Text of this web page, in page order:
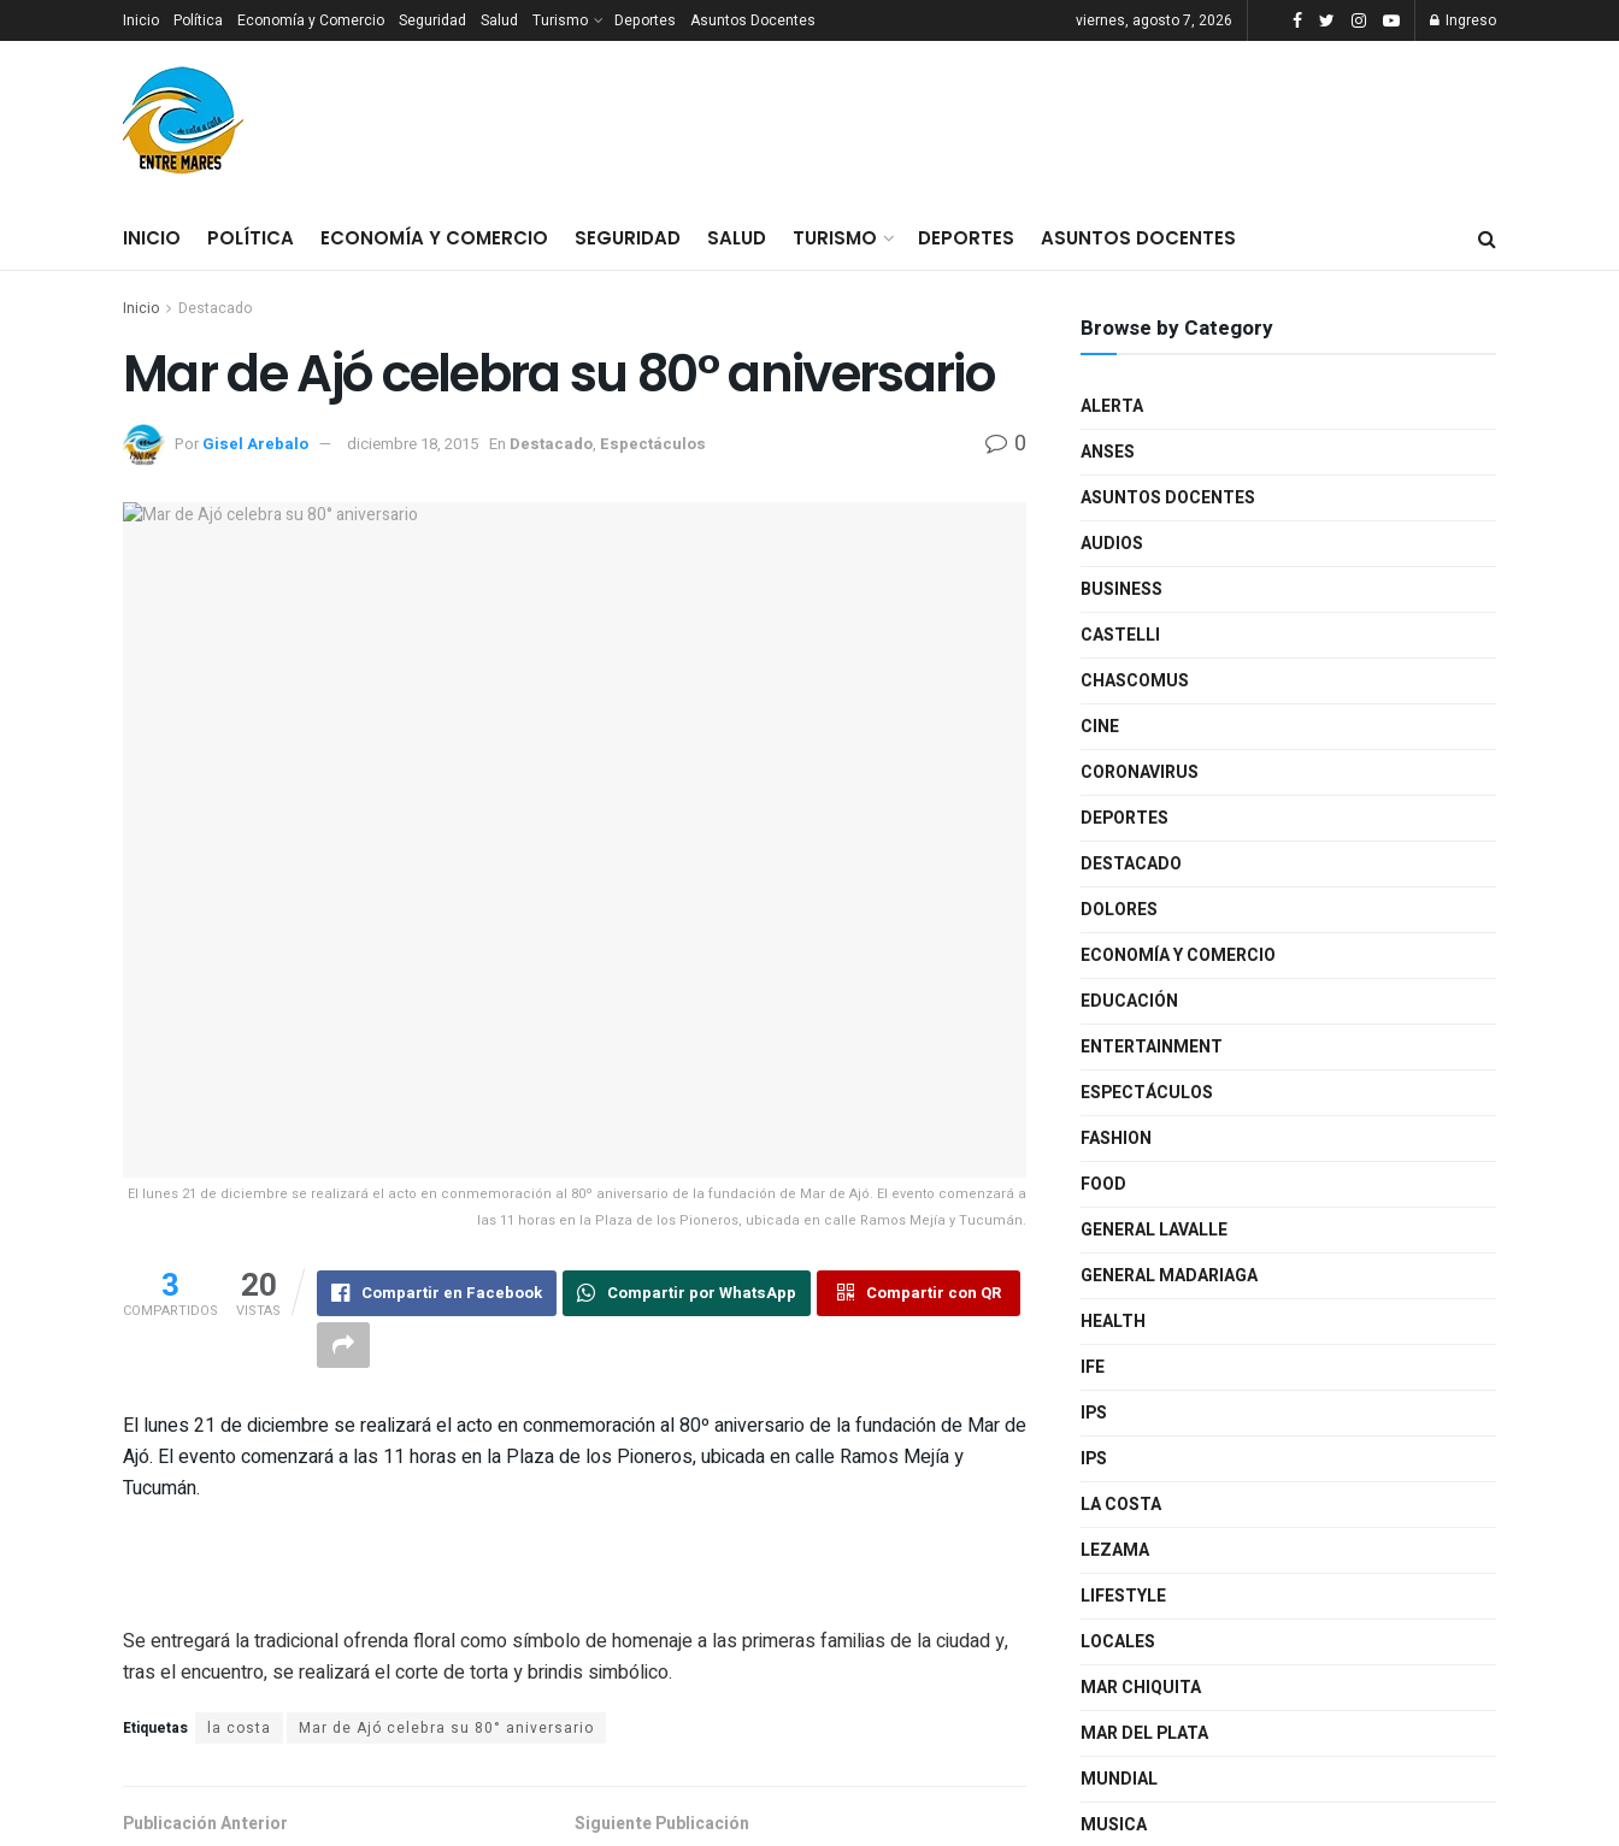
Inicio Política Economía y Comercio Seguridad Salud Turismo Deportes Asuntos Docentes viernes, agosto 7, 2026 Ingreso
INICIO POLÍTICA ECONOMÍA Y COMERCIO SEGURIDAD SALUD TURISMO DEPORTES ASUNTOS DOCENTES
Inicio Destacado
Mar de Ajó celebra su 80° aniversario‏
Por Gisel Arebalo diciembre 18, 2015 En Destacado, Espectáculos 0
El lunes 21 de diciembre se realizará el acto en conmemoración al 80º aniversario de la fundación de Mar de Ajó. El evento comenzará a
las 11 horas en la Plaza de los Pioneros, ubicada en calle Ramos Mejía y Tucumán.
3
COMPARTIDOS
20
VISTAS
Compartir en Facebook Compartir por WhatsApp Compartir con QR
El lunes 21 de diciembre se realizará el acto en conmemoración al 80º aniversario de la fundación de Mar de
Ajó. El evento comenzará a las 11 horas en la Plaza de los Pioneros, ubicada en calle Ramos Mejía y
Tucumán.
Se entregará la tradicional ofrenda floral como símbolo de homenaje a las primeras familias de la ciudad y,
tras el encuentro, se realizará el corte de torta y brindis simbólico.
Etiquetas la costa
Publicación Anterior Siguiente Publicación
Browse by Category
ALERTA
ANSES
ASUNTOS DOCENTES
AUDIOS
BUSINESS
CASTELLI
CHASCOMUS
CINE
CORONAVIRUS
DEPORTES
DESTACADO
DOLORES
ECONOMÍA Y COMERCIO
EDUCACIÓN
ENTERTAINMENT
ESPECTÁCULOS
FASHION
FOOD
GENERAL LAVALLE
GENERAL MADARIAGA
HEALTH
IFE
IPS
IPS
LA COSTA
LEZAMA
LIFESTYLE
LOCALES
MAR CHIQUITA
MAR DEL PLATA
MUNDIAL
MUSICA